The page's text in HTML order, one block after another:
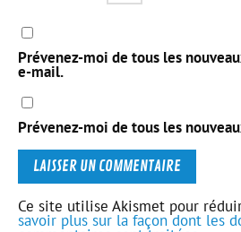
Prévenez-moi de tous les
e-mail.
Prévenez-moi de tous les
Ce site utilise Akismet pour
savoir plus sur la façon dont les